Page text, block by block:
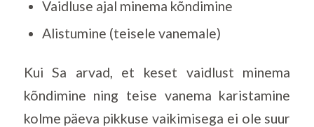
Vaidluse ajal minema kõndimine
Alistumine (teisele vanemale)
Kui Sa arvad, et keset vaidlust minema
kõndimine ning teise vanema karistamine
kolme päeva pikkuse vaikimisega ei ole suur